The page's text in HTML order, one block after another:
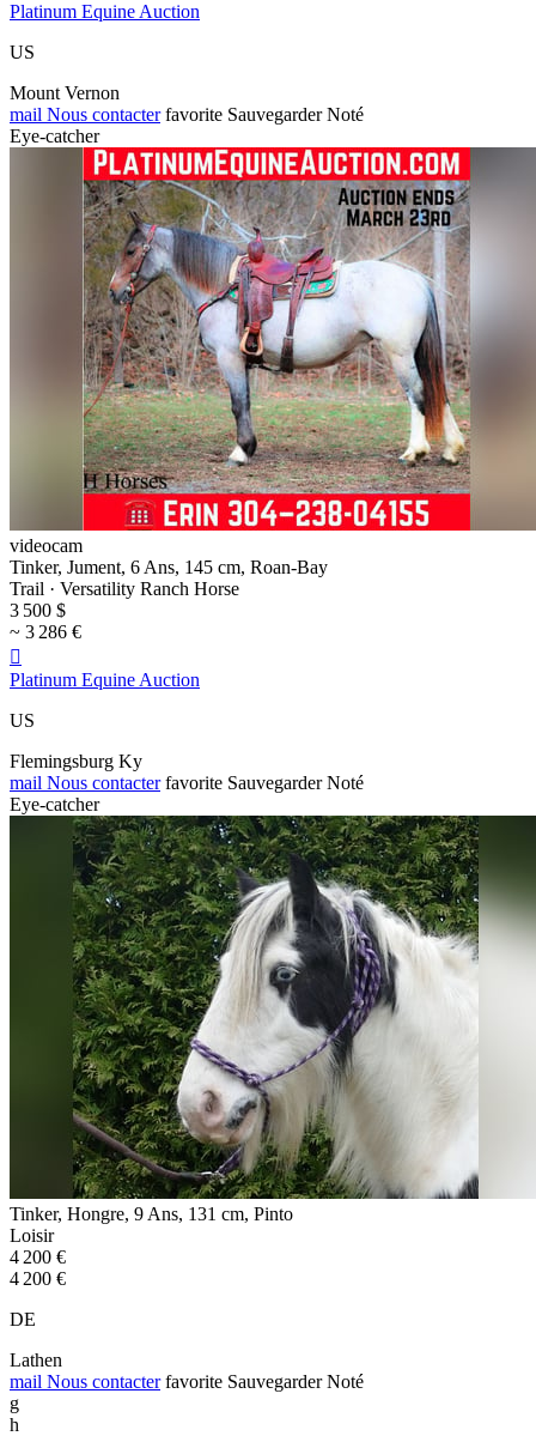
Platinum Equine Auction
US
Mount Vernon
mail Nous contacter favorite Sauvegarder Noté
Eye-catcher
videocam
Tinker, Jument, 6 Ans, 145 cm, Roan-Bay
Trail · Versatility Ranch Horse
3 500 $
~ 3 286 €

Platinum Equine Auction
US
Flemingsburg Ky
mail Nous contacter favorite Sauvegarder Noté
Eye-catcher
Tinker, Hongre, 9 Ans, 131 cm, Pinto
Loisir
4 200 €
4 200 €
DE
Lathen
mail Nous contacter favorite Sauvegarder Noté
g
h